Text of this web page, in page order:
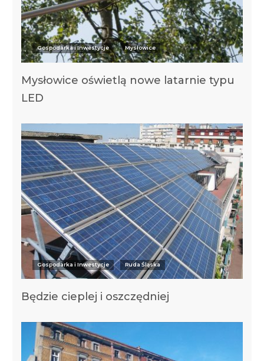
Gospodarka i Inwestycje Mysłowice
Mysłowice oświetlą nowe latarnie typu
LED
Gospodarka i Inwestycje Ruda Śląska
Będzie cieplej i oszczędniej